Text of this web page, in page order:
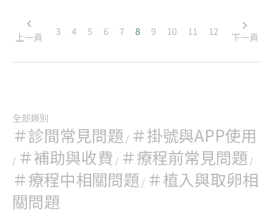
上一頁 3 4 5 6 7 8 9 10 11 12 下一頁
全部類別
＃診間常見問題 / ＃掛號與APP使用
/ ＃補助與收費 / ＃療程前常見問題 /
＃療程中相關問題 / ＃植入與取卵相
關問題